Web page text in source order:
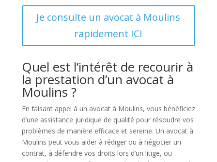
Je consulte un avocat à Moulins
rapidement ICI
Quel est l’intérêt de recourir à
la prestation d’un avocat à
Moulins ?
En faisant appel à un avocat à Moulins, vous bénéficiez
d’une assistance juridique de qualité pour résoudre vos
problèmes de manière efficace et sereine. Un avocat à
Moulins peut vous aider à rédiger ou à négocier un
contrat, à défendre vos droits lors d’un litige, ou